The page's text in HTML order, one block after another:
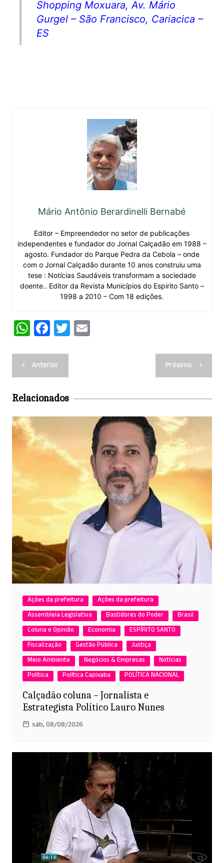
Shopping Moxuara, Av. Mário
Gurgel – São Francisco, Cariacica –
ES
Mário Antônio Berardinelli Bernabé
Editor – Empreendedor no setor de publicações
independentes e fundador do Jornal Calçadão em 1988 –
agosto. Fundador do Parque Pedra da Cebola – onde
com o Jornal Calçadão durante 10 anos construiu uma
tese : Notícias Saudáveis transformam a sociedade
doente.. Editor da Revista Municípios do Espirito Santo –
1998 a 2010 – Com 18 edições.
W
at
s
A
p
p
F
c
e
b
o
k
T E
Navegação
de
Post
Anterior Próximo
Relacionados
Ações da prefeitura
Ações da prefeitura
Assembleia Legislativa
Bastidores do Poder
Brasil
Coluna e Opinião
Economia
ESPÍRITO SANTO
Fiscalização
Gestão Pública
Justiça
Meio Ambiente
Negócios & Empresas
Notícias
Política
Política Capixaba POLÍTICA NACIONAL
Calçadão coluna – Jornalista e
Estrategista Político Lauro Nunes
sáb, 08/08/2026